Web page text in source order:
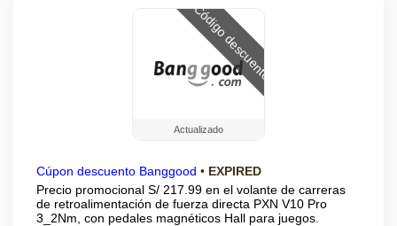
Actualizado
Código descuento
Cúpon descuento Banggood • EXPIRED
Precio promocional S/ 217.99 en el volante de carreras
de retroalimentación de fuerza directa PXN V10 Pro
3_2Nm, con pedales magnéticos Hall para juegos.